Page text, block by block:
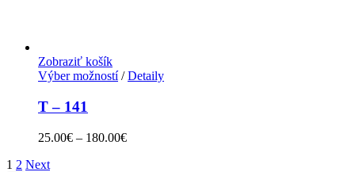
Zobraziť košík
Výber možností/ Detaily
T – 141
25.00€ – 180.00€
1 2 Next